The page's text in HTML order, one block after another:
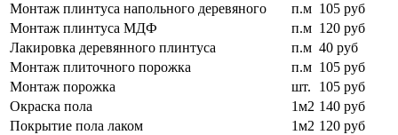
Монтаж плинтуса напольного деревяного
п.м 105 руб
Монтаж плинтуса МДФ
п.м 120 руб
Лакировка деревянного плинтуса
п.м 40 руб
Монтаж плиточного порожка
п.м 105 руб
Монтаж порожка
шт.
105 руб
Окраска пола
1м2 140 руб
Покрытие пола лаком
1м2 120 руб